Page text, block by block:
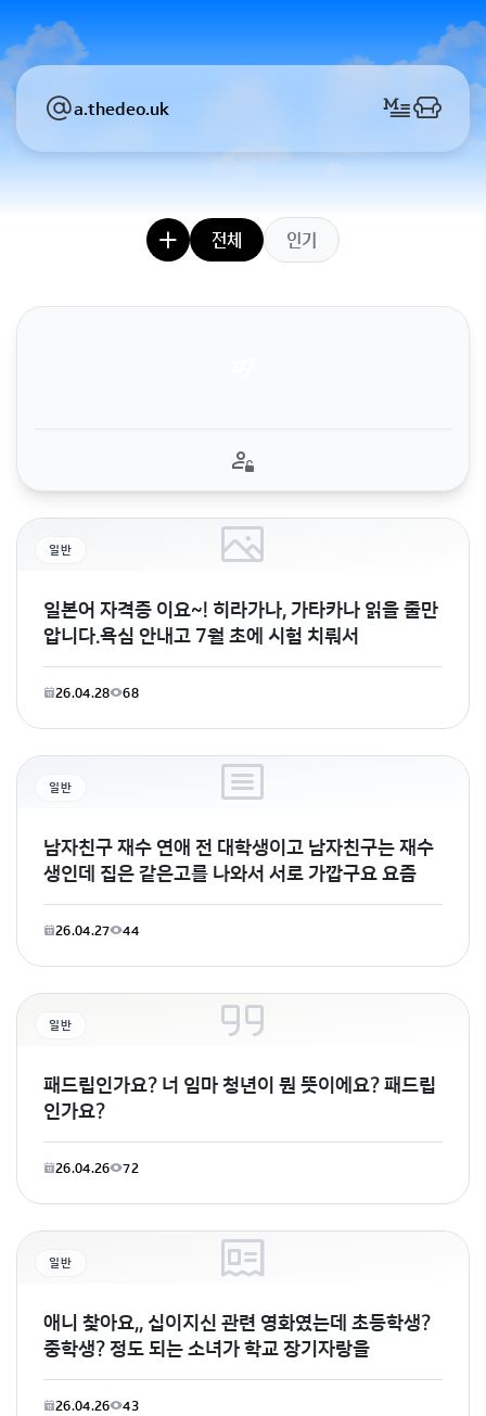
a.thedeo.uk
전체 인기
일반
일본어 자격증 이요~! 히라가나, 가타카나 읽을 줄만
압니다.욕심 안내고 7월 초에 시험 치뤄서
26.04.28 68
일반
남자친구 재수 연애 전 대학생이고 남자친구는 재수
생인데 집은 같은고를 나와서 서로 가깝구요 요즘
26.04.27 44
일반
패드립인가요? 너 임마 청년이 뭔 뜻이에요? 패드립
인가요?
26.04.26 72
일반
애니 찾아요,, 십이지신 관련 영화였는데 초등학생?
중학생? 정도 되는 소녀가 학교 장기자랑을
26.04.26 43